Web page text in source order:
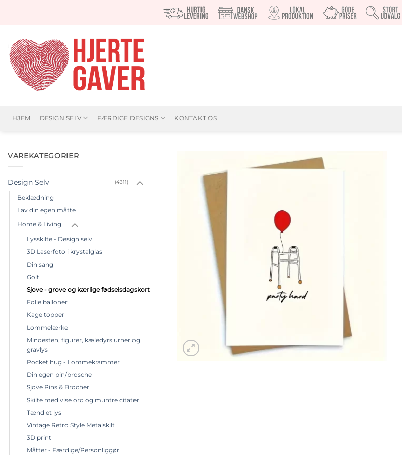
HJEM DESIGN SELV FÆRDIGE DESIGNS KONTAKT OS
VAREKATEGORIER
Design Selv (4311)
Beklædning
Lav din egen måtte
Home & Living
Lysskilte - Design selv
3D Laserfoto i krystalglas
Din sang
Golf
Sjove - grove og kærlige fødselsdagskort
Folie balloner
Kage topper
Lommelærke
Mindesten, figurer, kæledyrs urner og
gravlys
Pocket hug - Lommekrammer
Din egen pin/brosche
Sjove Pins & Brocher
Skilte med vise ord og muntre citater
Tænd et lys
Vintage Retro Style Metalskilt
3D print
Måtter - Færdige/Personliggør